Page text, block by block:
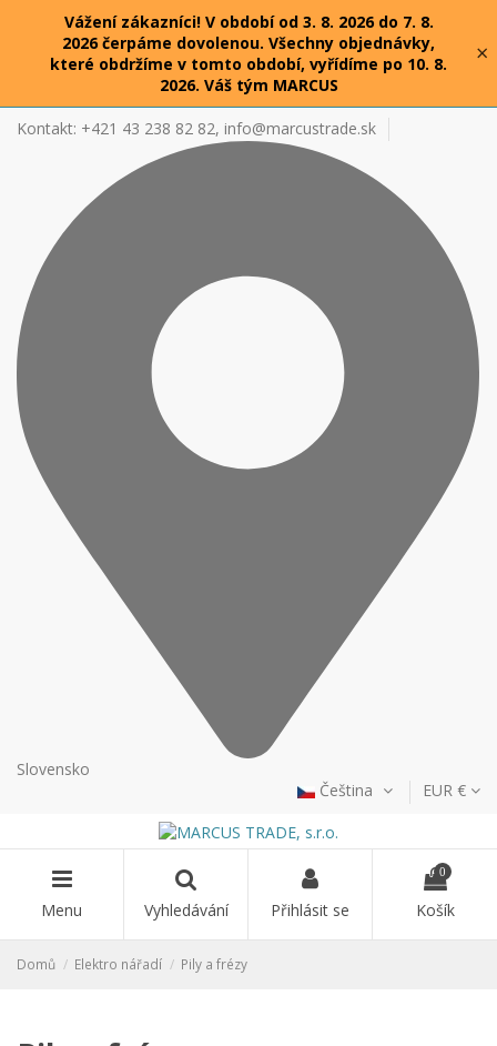
Vážení zákazníci! V období od 3. 8. 2026 do 7. 8.
2026 čerpáme dovolenou. Všechny objednávky,
které obdržíme v tomto období, vyřídíme po 10. 8.
2026. Váš tým MARCUS
×
Kontakt: +421 43 238 82 82, info@marcustrade.sk
Slovensko
Čeština
EUR €
Menu Vyhledávání Přihlásit se
0
Košík
Domů Elektro nářadí Pily a frézy